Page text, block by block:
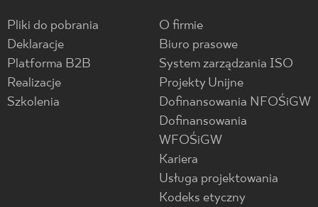
Pliki do pobrania
Deklaracje
Platforma B2B
Realizacje
Szkolenia
O firmie
Biuro prasowe
System zarządzania ISO
Projekty Unijne
Dofinansowania NFOŚiGW
Dofinansowania
WFOŚiGW
Kariera
Usługa projektowania
Kodeks etyczny